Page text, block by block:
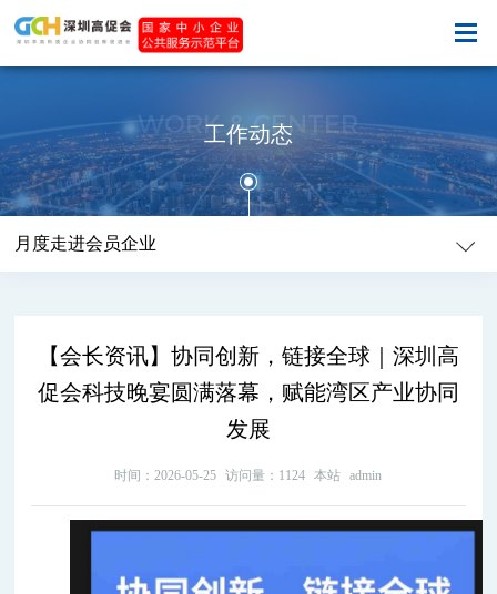
WORK & CENTER
工作动态
月度走进会员企业
【会长资讯】协同创新，链接全球｜深圳高
促会科技晚宴圆满落幕，赋能湾区产业协同
发展
时间：2026-05-25 访问量：1124 本站 admin